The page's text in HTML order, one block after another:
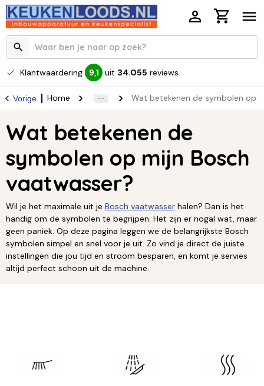
Klantwaardering 9,1 uit 34.055 reviews
Vorige Home Wat betekenen de symbolen op
Wat betekenen de
symbolen op mijn Bosch
vaatwasser?
Wil je het maximale uit je Bosch vaatwasser halen? Dan is het
handig om de symbolen te begrijpen. Het zijn er nogal wat, maar
geen paniek. Op deze pagina leggen we de belangrijkste Bosch
symbolen simpel en snel voor je uit. Zo vind je direct de juiste
instellingen die jou tijd en stroom besparen, en komt je servies
altijd perfect schoon uit de machine.